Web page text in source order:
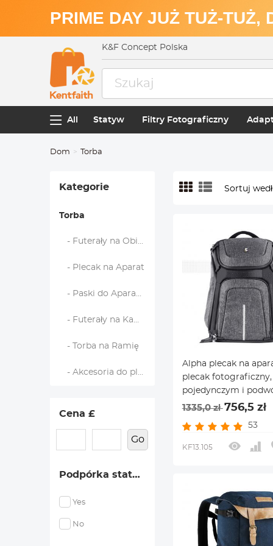
PRIME DAY JUŻ TUŻ-TUŻ,
K&F Concept Polska
All Statyw Filtry Fotograficzny
Dom Torba
Kategorie
Torba
- Futerały na Obiektywy
- Plecak na Aparat
- Paski do Aparatu
- Futerały na Kamery
- Torba na Ramię
- Akcesoria do plecaków
Cena £
Go
Podpórka statywu
Yes
No
Sortuj
Alpha plecak na
plecak fotograficzny,
pojedynczym i
ramieniem, do
1335,0 zł756,5 zł
53
KF13.105